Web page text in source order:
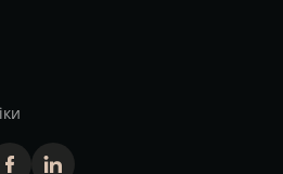
facebook linkedin